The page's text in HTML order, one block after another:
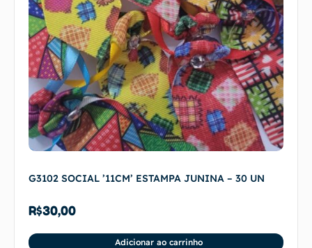
G3102 SOCIAL ’11CM’ ESTAMPA JUNINA – 30 UN
R$30,00
Adicionar ao carrinho